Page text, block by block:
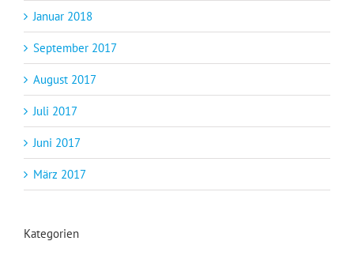
Januar 2018
September 2017
August 2017
Juli 2017
Juni 2017
März 2017
Kategorien